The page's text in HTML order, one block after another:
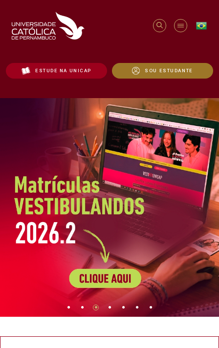
ESTUDE NA UNICAP SOU ESTUDANTE